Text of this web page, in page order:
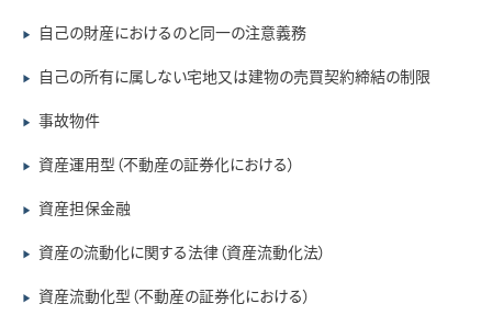
▶ 自己の財産におけるのと同一の注意義務
▶ 自己の所有に属しない宅地又は建物の売買契約締結の制限
▶ 事故物件
▶ 資産運用型（不動産の証券化における）
▶ 資産担保金融
▶ 資産の流動化に関する法律（資産流動化法）
▶ 資産流動化型（不動産の証券化における）